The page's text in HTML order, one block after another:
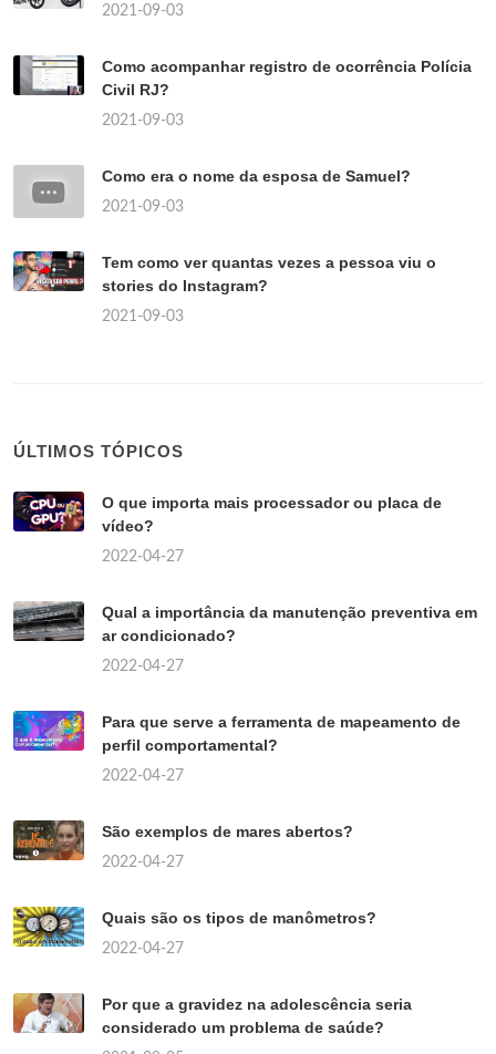
2021-09-03
Como acompanhar registro de ocorrência Polícia
Civil RJ?
2021-09-03
Como era o nome da esposa de Samuel?
2021-09-03
Tem como ver quantas vezes a pessoa viu o
stories do Instagram?
2021-09-03
ÚLTIMOS TÓPICOS
O que importa mais processador ou placa de
vídeo?
2022-04-27
Qual a importância da manutenção preventiva em
ar condicionado?
2022-04-27
Para que serve a ferramenta de mapeamento de
perfil comportamental?
2022-04-27
São exemplos de mares abertos?
2022-04-27
Quais são os tipos de manômetros?
2022-04-27
Por que a gravidez na adolescência seria
considerado um problema de saúde?